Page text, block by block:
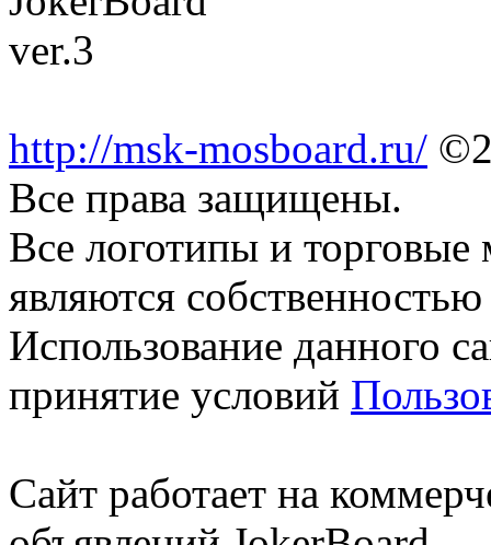
http://msk-mosboard.ru/
Все права защищены.
Все логотипы и торговые
являются
Использование данного
принятие условий
Сайт работает на